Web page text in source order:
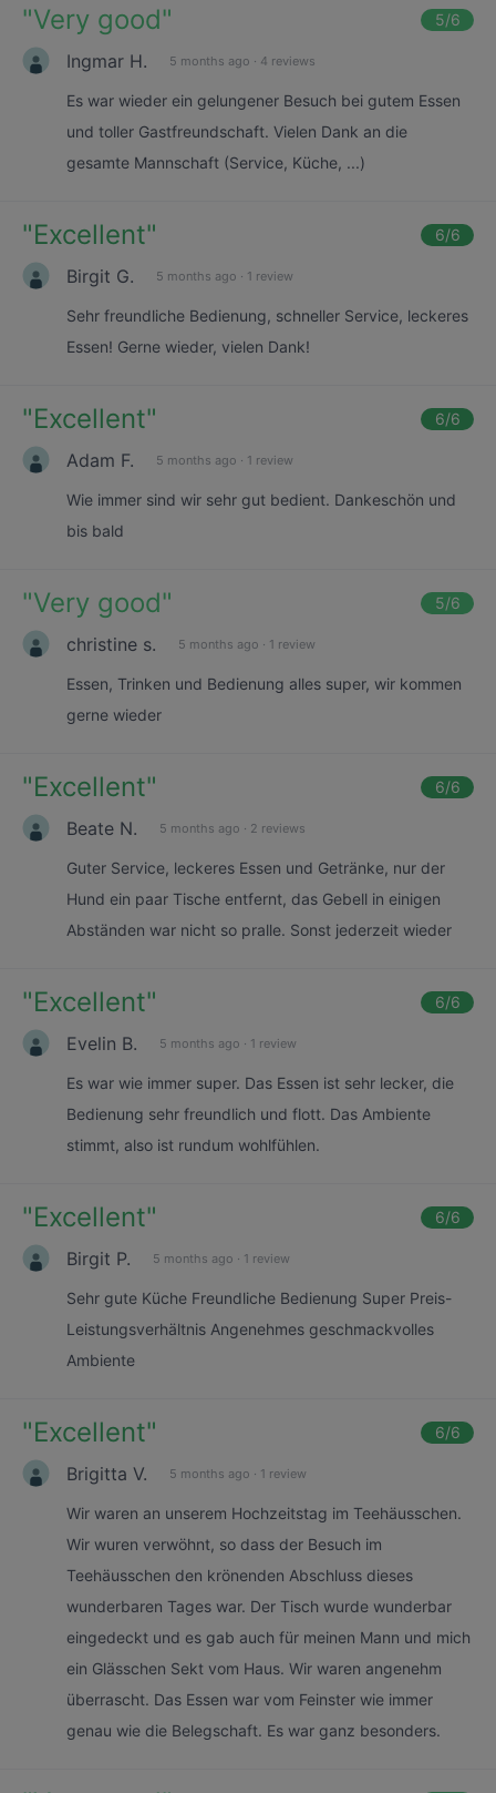
"Very good" 5/6
Ingmar H. 5 months ago · 4 reviews
Es war wieder ein gelungener Besuch bei gutem Essen
und toller Gastfreundschaft. Vielen Dank an die
gesamte Mannschaft (Service, Küche, ...)
"Excellent" 6/6
Birgit G. 5 months ago · 1 review
Sehr freundliche Bedienung, schneller Service, leckeres
Essen! Gerne wieder, vielen Dank!
"Excellent" 6/6
Adam F. 5 months ago · 1 review
Wie immer sind wir sehr gut bedient. Dankeschön und
bis bald
"Very good" 5/6
christine s. 5 months ago · 1 review
Essen, Trinken und Bedienung alles super, wir kommen
gerne wieder
"Excellent" 6/6
Beate N. 5 months ago · 2 reviews
Guter Service, leckeres Essen und Getränke, nur der
Hund ein paar Tische entfernt, das Gebell in einigen
Abständen war nicht so pralle. Sonst jederzeit wieder
"Excellent" 6/6
Evelin B. 5 months ago · 1 review
Es war wie immer super. Das Essen ist sehr lecker, die
Bedienung sehr freundlich und flott. Das Ambiente
stimmt, also ist rundum wohlfühlen.
"Excellent" 6/6
Birgit P. 5 months ago · 1 review
Sehr gute Küche Freundliche Bedienung Super Preis-
Leistungsverhältnis Angenehmes geschmackvolles
Ambiente
"Excellent" 6/6
Brigitta V. 5 months ago · 1 review
Wir waren an unserem Hochzeitstag im Teehäusschen.
Wir wuren verwöhnt, so dass der Besuch im
Teehäusschen den krönenden Abschluss dieses
wunderbaren Tages war. Der Tisch wurde wunderbar
eingedeckt und es gab auch für meinen Mann und mich
ein Glässchen Sekt vom Haus. Wir waren angenehm
überrascht. Das Essen war vom Feinster wie immer
genau wie die Belegschaft. Es war ganz besonders.